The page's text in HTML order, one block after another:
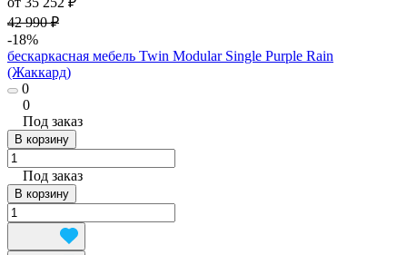
42 990 ₽
-18%
бескаркасная мебель Twin Modular Single Purple Rain
(Жаккард)
0
0
Под заказ
В корзину
Под заказ
В корзину